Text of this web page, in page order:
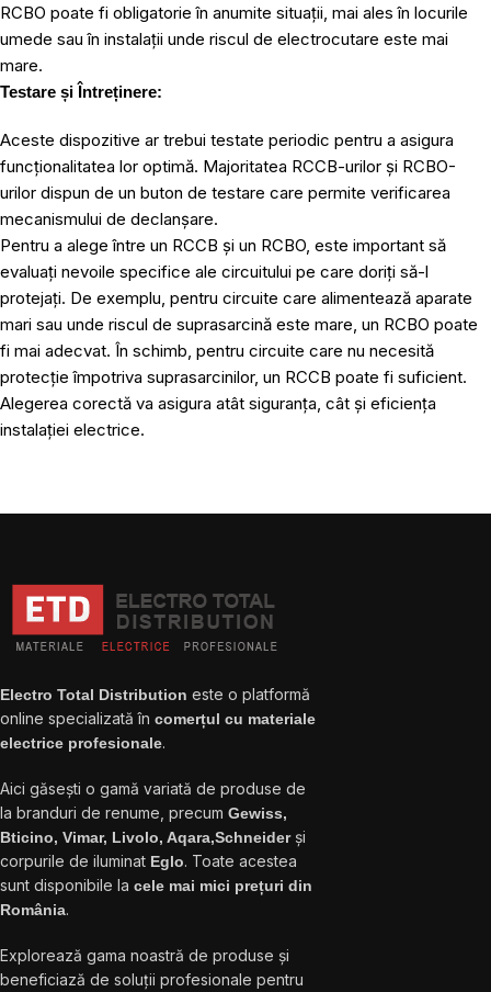
RCBO poate fi obligatorie în anumite situații, mai ales în locurile
umede sau în instalații unde riscul de electrocutare este mai
mare.
Testare și Întreținere:
Aceste dispozitive ar trebui testate periodic pentru a asigura
funcționalitatea lor optimă. Majoritatea RCCB-urilor și RCBO-
urilor dispun de un buton de testare care permite verificarea
mecanismului de declanșare.
Pentru a alege între un RCCB și un RCBO, este important să
evaluați nevoile specifice ale circuitului pe care doriți să-l
protejați. De exemplu, pentru circuite care alimentează aparate
mari sau unde riscul de suprasarcină este mare, un RCBO poate
fi mai adecvat. În schimb, pentru circuite care nu necesită
protecție împotriva suprasarcinilor, un RCCB poate fi suficient.
Alegerea corectă va asigura atât siguranța, cât și eficiența
instalației electrice.
Electro Total Distribution este o platformă
online specializată în comerțul cu materiale
electrice profesionale.
Aici găsești o gamă variată de produse de
la branduri de renume, precum Gewiss,
Bticino, Vimar, Livolo, Aqara,Schneiderși
corpurile de iluminat Eglo. Toate acestea
sunt disponibile la cele mai mici prețuri din
România.
Explorează gama noastră de produse și
beneficiază de soluții profesionale pentru